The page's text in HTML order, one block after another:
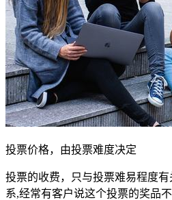
投票价格，由投票难度决定
投票的收费，只与投票难易程度
系,经常有客户说这个投票的奖品